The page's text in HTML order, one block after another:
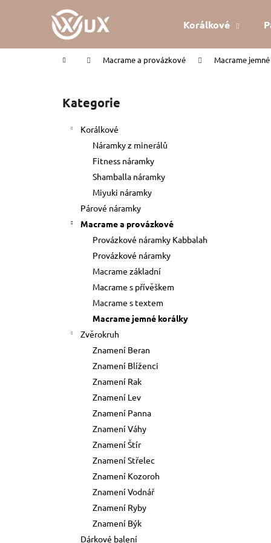
Korálkové
Domů Macrame a provázkové Macrame
Přeskočit
kategorie
Kategorie
Korálkové
Náramky z minerálů
Fitness náramky
Shamballa náramky
Miyuki náramky
Párové náramky
Macrame a provázkové
Provázkové náramky Kabbalah
Provázkové náramky
Macrame základní
Macrame s přívěškem
Macrame s textem
Macrame jemné korálky
Zvěrokruh
Znamení Beran
Znamení Blíženci
Znamení Rak
Znamení Lev
Znamení Panna
Znamení Váhy
Znamení Štír
Znamení Střelec
Znamení Kozoroh
Znamení Vodnář
Znamení Ryby
Znamení Býk
Dárkové balení
í
Zpět
do
Zpět
do
KABBALAH ČERVENÝ NÁRAMEK
Původně: 89 Kč